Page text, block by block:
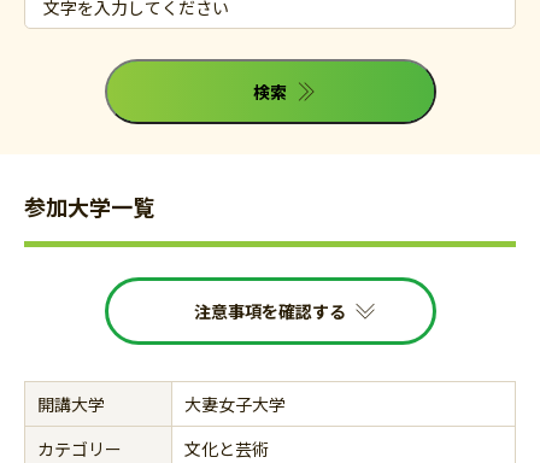
検索
参加大学一覧
注意事項を確認する
開講大学
大妻女子大学
カテゴリー
文化と芸術